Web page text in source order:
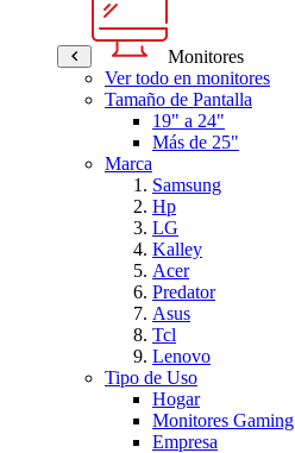
Monitores
Ver todo en monitores
Tamaño de Pantalla
19" a 24"
Más de 25"
Marca
Samsung
Hp
LG
Kalley
Acer
Predator
Asus
Tcl
Lenovo
Tipo de Uso
Hogar
Monitores Gaming
Empresa